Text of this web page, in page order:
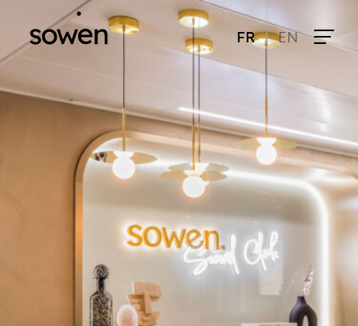
FR | EN